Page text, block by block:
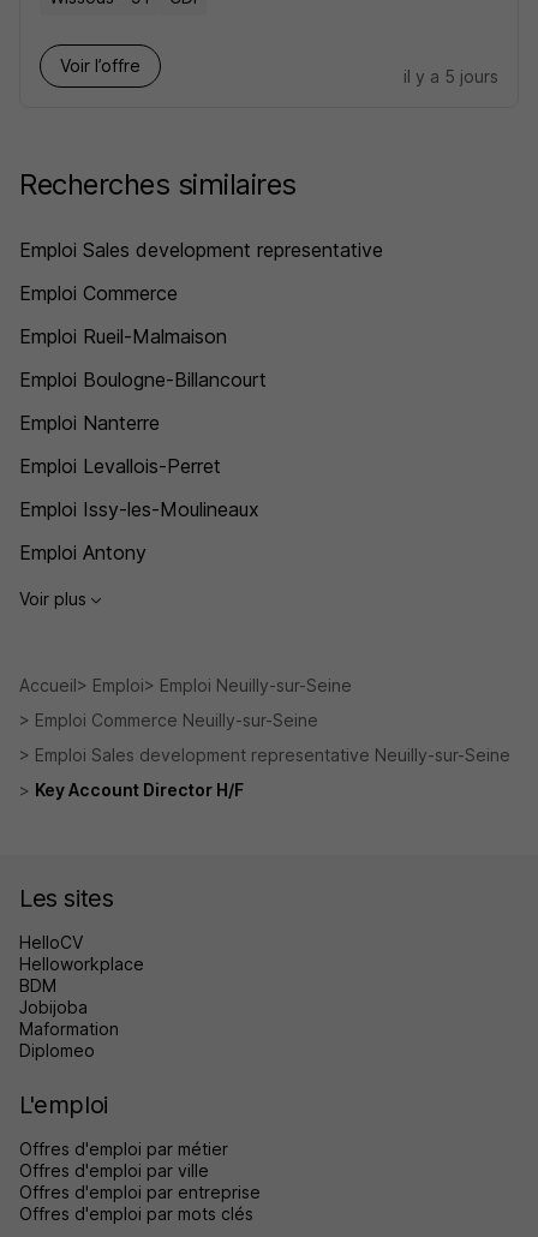
Voir l’offre
il y a 5 jours
Recherches similaires
Emploi Sales development representative
Emploi Commerce
Emploi Rueil-Malmaison
Emploi Boulogne-Billancourt
Emploi Nanterre
Emploi Levallois-Perret
Emploi Issy-les-Moulineaux
Emploi Antony
Voir plus
Accueil Emploi
Emploi Neuilly-sur-Seine
Emploi Commerce Neuilly-sur-Seine
Emploi Sales development representative Neuilly-sur-Seine
Key Account Director H/F
Les sites
HelloCV
Helloworkplace
BDM
Jobijoba
Maformation
Diplomeo
L'emploi
Offres d'emploi par métier
Offres d'emploi par ville
Offres d'emploi par entreprise
Offres d'emploi par mots clés